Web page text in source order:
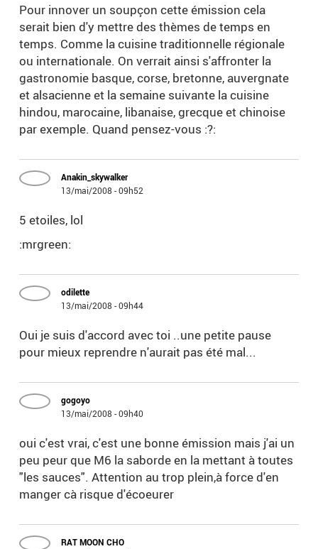
Pour innover un soupçon cette émission cela
serait bien d'y mettre des thèmes de temps en
temps. Comme la cuisine traditionnelle régionale
ou internationale. On verrait ainsi s'affronter la
gastronomie basque, corse, bretonne, auvergnate
et alsacienne et la semaine suivante la cuisine
hindou, marocaine, libanaise, grecque et chinoise
par exemple. Quand pensez-vous :?:
Anakin_skywalker
13/mai/2008 - 09h52
5 etoiles, lol
:mrgreen:
odilette
13/mai/2008 - 09h44
Oui je suis d'accord avec toi ..une petite pause
pour mieux reprendre n'aurait pas été mal...
gogoyo
13/mai/2008 - 09h40
oui c'est vrai, c'est une bonne émission mais j'ai un
peu peur que M6 la saborde en la mettant à toutes
"les sauces". Attention au trop plein,à force d'en
manger cà risque d'écoeurer
RAT MOON CHO